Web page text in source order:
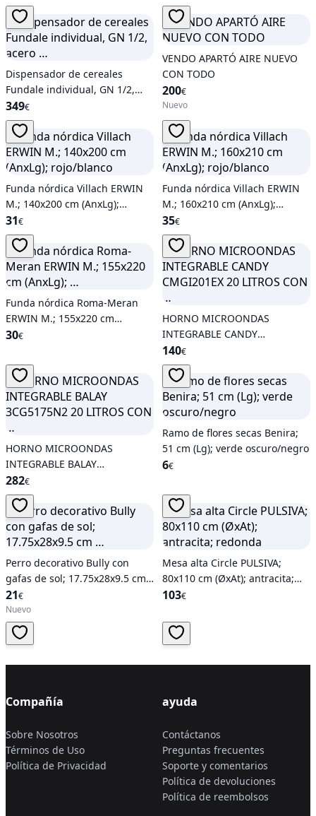
Dispensador de cereales
Fundale individual, GN 1/2,
acero …
349€
VENDO APARTÓ AIRE NUEVO
CON TODO
200€
Nuevo
Funda nórdica Villach ERWIN
M.; 140x200 cm (AnxLg);
rojo/blanco
31€
Funda nórdica Villach ERWIN
M.; 160x210 cm (AnxLg);
rojo/blanco
35€
Funda nórdica Roma-Meran
ERWIN M.; 155x220 cm
(AnxLg); …
30€
HORNO MICROONDAS
INTEGRABLE CANDY
CMGI201EX 20 LITROS CON …
140€
HORNO MICROONDAS
INTEGRABLE BALAY
3CG5175N2 20 LITROS CON …
282€
Ramo de flores secas Benira;
51 cm (Lg); verde oscuro/negro
6€
Perro decorativo Bully con
gafas de sol; 17.75x28x9.5 cm
…
21€
Nuevo
Mesa alta Circle PULSIVA;
80x110 cm (ØxAt); antracita;
redonda
103€
Compañía
Sobre Nosotros
Términos de Uso
Política de Privacidad
ayuda
Contáctanos
Preguntas frecuentes
Soporte y comentarios
Política de devoluciones
Política de reembolsos